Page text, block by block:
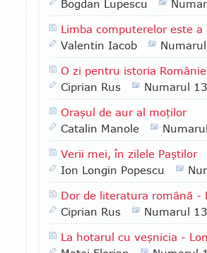
Bogdan Lupescu
Limba computerelor este
Valentin Iacob
O zi pentru istoria
Ciprian Rus
Numarul
Oraşul de aur al moţilor
Catalin Manole
Verii mei, în zilele Paştilor
Ion Longin Popescu
Dor de literatura română -
Ciprian Rus
Numarul
La hotarul cu veşnicia -